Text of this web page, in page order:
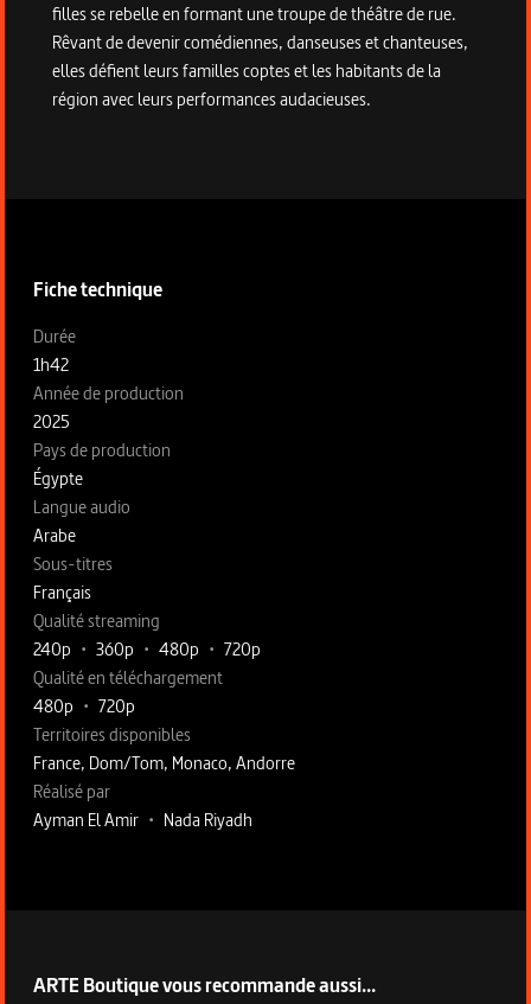
filles se rebelle en formant une troupe de théâtre de rue.
Rêvant de devenir comédiennes, danseuses et chanteuses,
elles défient leurs familles coptes et les habitants de la
région avec leurs performances audacieuses.
Fiche technique
Fiche technique section gauche
Durée
1h42
Année de production
2025
Pays de production
Égypte
Langue audio
Arabe
Sous-titres
Français
Qualité streaming
240p • 360p • 480p • 720p
Qualité en téléchargement
480p • 720p
Territoires disponibles
France, Dom/Tom, Monaco, Andorre
Fiche technique section droite
Réalisé par
Ayman El Amir • Nada Riyadh
ARTE Boutique vous recommande aussi...